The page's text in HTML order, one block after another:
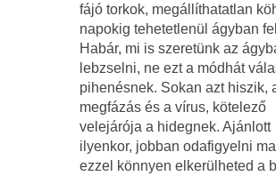
fájó torkok, megállíthatatlan
napokig tehetetlenül ágyban
Habár, mi is szeretünk az
lebzselni, ne ezt a módhát
pihenésnek. Sokan azt hiszik,
megfázás és a vírus, kötelező
velejárója a hidegnek. Ajánlott
ilyenkor, jobban odafigyelni
ezzel könnyen elkerülheted a